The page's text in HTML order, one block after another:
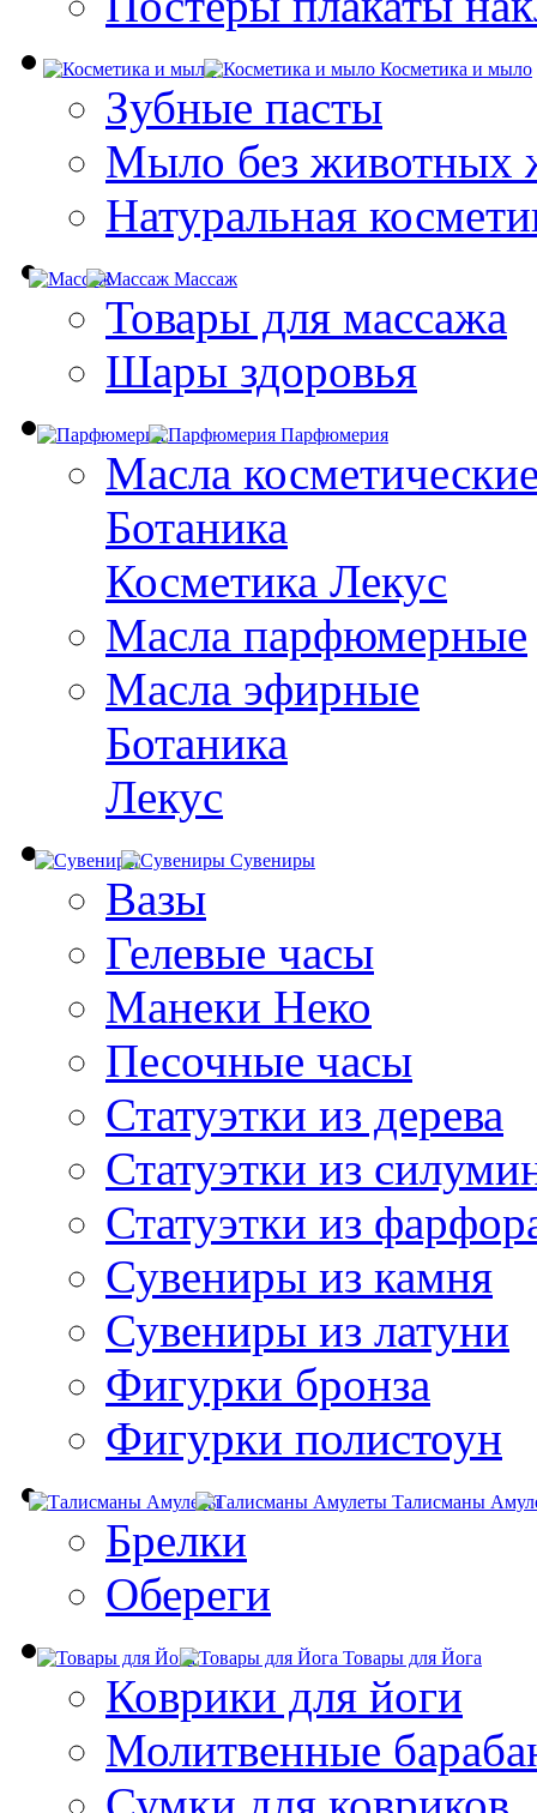
Косметика и мыло
Зубные пасты
Мыло без животных
Натуральная
Массаж
Товары для массажа
Шары здоровья
Парфюмерия
Масла
Ботаника
Косметика Лекус
Масла парфюмерные
Масла эфирные
Ботаника
Лекус
Сувениры
Вазы
Гелевые часы
Манеки Неко
Песочные часы
Статуэтки из дерева
Статуэтки из
Статуэтки из
Сувениры из камня
Сувениры из латуни
Фигурки бронза
Фигурки полистоун
Талисманы
Брелки
Обереги
Товары для Йога
Коврики для йоги
Молитвенные